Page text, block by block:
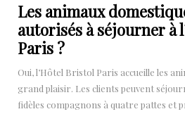
Les animaux
autorisés à séjourner à
Paris ?
Oui, l’Hôtel Bristol Paris accueille les
grand plaisir. Les clients peuvent
fidèles compagnons à quatre pattes et